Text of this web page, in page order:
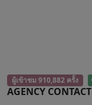
ผู้เข้าชม 910,882 ครั้ง
AGENCY